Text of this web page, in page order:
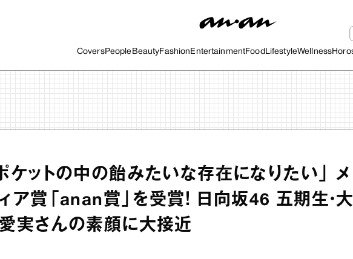
CoversPeople BeautyFashion EntertainmentFood LifestyleWellness
ポケットの中の飴みたいな存在になりたい」 メ
ア賞「anan賞」を受賞！ 日向坂46 五期生・大
実さんの素顔に大接近